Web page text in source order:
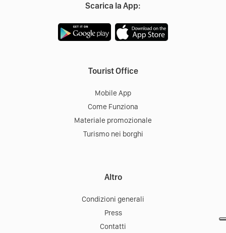
Scarica la App:
Tourist Office
Mobile App
Come Funziona
Materiale promozionale
Turismo nei borghi
Altro
Condizioni generali
Press
Contatti